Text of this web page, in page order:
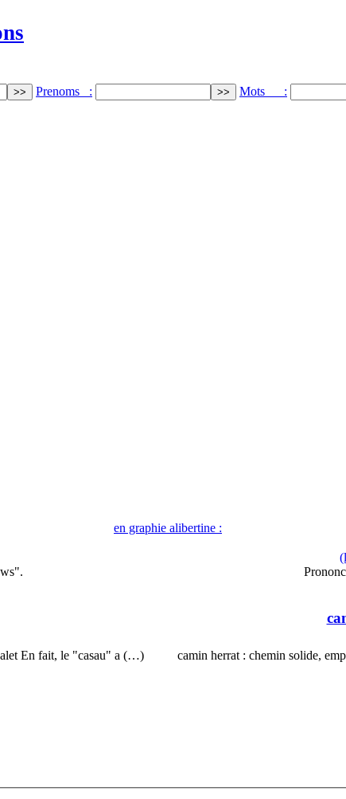
Prenoms : Mots :
en graphie alibertine :
En fait, le "casau" a (…) camin herrat : chemin solide,